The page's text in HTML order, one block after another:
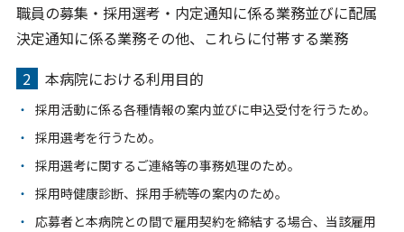
職員の募集・採用選考・内定通知に係る業務並びに配属
決定通知に係る業務その他、これらに付帯する業務
2
本病院における利用目的
採用活動に係る各種情報の案内並びに申込受付を行うため。
採用選考を行うため。
採用選考に関するご連絡等の事務処理のため。
採用時健康診断、採用手続等の案内のため。
応募者と本病院との間で雇用契約を締結する場合、当該雇用